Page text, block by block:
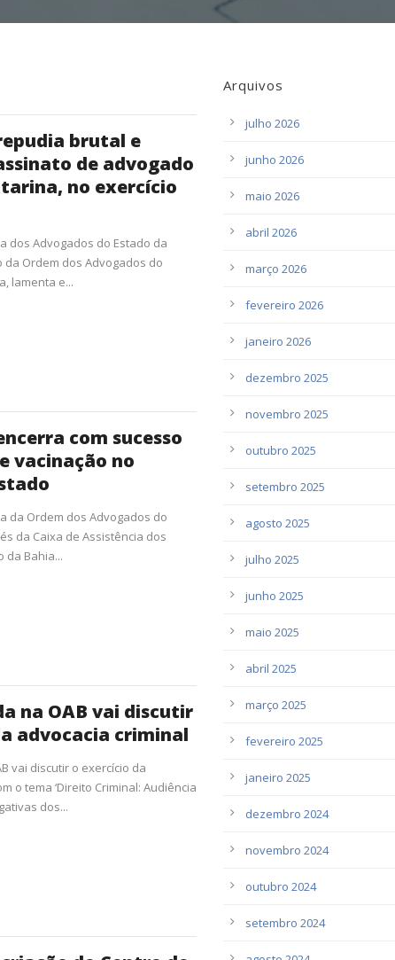
brutal e
de advogado
no exercício
dos Advogados do Estado da
da Ordem dos Advogados do
lamenta e...
com sucesso
vacinação no
da Ordem dos Advogados do
da Caixa de Assistência dos
da Bahia...
na OAB vai discutir
advocacia criminal
vai discutir o exercício da
o tema ‘Direito Criminal: Audiência
dos...
Arquivos
julho 2026
junho 2026
maio 2026
abril 2026
março 2026
fevereiro 2026
janeiro 2026
dezembro 2025
novembro 2025
outubro 2025
setembro 2025
agosto 2025
julho 2025
junho 2025
maio 2025
abril 2025
março 2025
fevereiro 2025
janeiro 2025
dezembro 2024
novembro 2024
outubro 2024
setembro 2024